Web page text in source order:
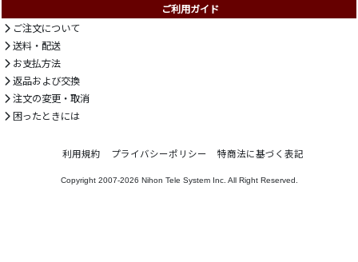
ご利用ガイド
ご注文について
送料・配送
お支払方法
返品および交換
注文の変更・取消
困ったときには
利用規約 プライバシーポリシー 特商法に基づく表記
Copyright 2007-2026 Nihon Tele System Inc. All Right Reserved.